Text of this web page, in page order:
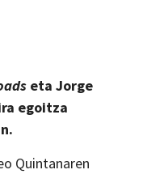
eta Jorge
egoitza
Quintanaren